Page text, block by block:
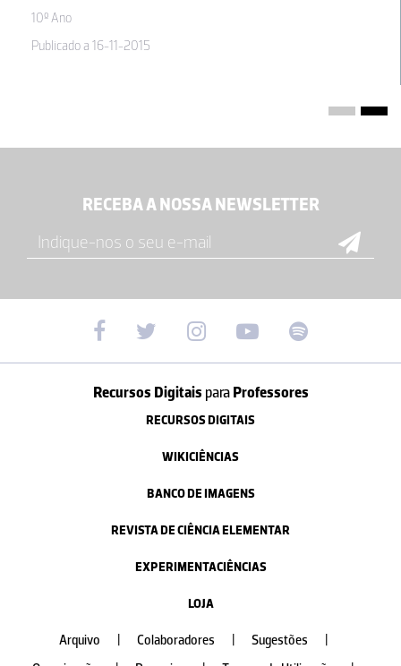
10º Ano
Publicado a 16-11-2015
RECEBA A NOSSA NEWSLETTER
Recursos Digitais paraProfessores
RECURSOS DIGITAIS
WIKICIÊNCIAS
BANCO DE IMAGENS
REVISTA DE CIÊNCIA ELEMENTAR
EXPERIMENTACIÊNCIAS
LOJA
Arquivo Colaboradores Sugestões